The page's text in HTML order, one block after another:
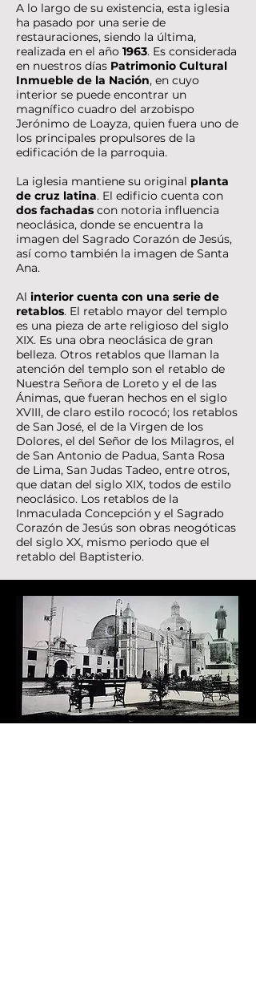
A lo largo de su existencia, esta iglesia
ha pasado por una serie de
restauraciones, siendo la última,
realizada en el año 1963. Es considerada
en nuestros días Patrimonio Cultural
Inmueble de la Nación, en cuyo
interior se puede encontrar un
magnífico cuadro del arzobispo
Jerónimo de Loayza, quien fuera uno de
los principales propulsores de la
edificación de la parroquia.
La iglesia mantiene su original planta
de cruz latina. El edificio cuenta con
dos fachadas con notoria influencia
neoclásica, donde se encuentra la
imagen del Sagrado Corazón de Jesús,
así como también la imagen de Santa
Ana.
Al interior cuenta con una serie de
retablos. El retablo mayor del templo
es una pieza de arte religioso del siglo
XIX. Es una obra neoclásica de gran
belleza. Otros retablos que llaman la
atención del templo son el retablo de
Nuestra Señora de Loreto y el de las
Ánimas, que fueran hechos en el siglo
XVIII, de claro estilo rococó; los retablos
de San José, el de la Virgen de los
Dolores, el del Señor de los Milagros, el
de San Antonio de Padua, Santa Rosa
de Lima, San Judas Tadeo, entre otros,
que datan del siglo XIX, todos de estilo
neoclásico. Los retablos de la
Inmaculada Concepción y el Sagrado
Corazón de Jesús son obras neogóticas
del siglo XX, mismo periodo que el
retablo del Baptisterio.